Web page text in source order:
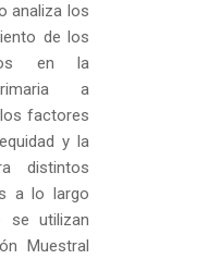
analiza los
de los
en la
a
factores
y la
distintos
a lo largo
se utilizan
Muestral